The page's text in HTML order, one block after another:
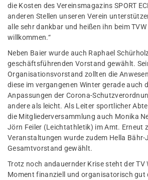
die Kosten des Vereinsmagazins SPORT
anderen Stellen unseren Verein
alle sehr dankbar und heißen ihn beim
willkommen.“
Neben Baier wurde auch Raphael
geschäftsführenden Vorstand gewählt.
Organisationsvorstand zollten die
diese im vergangenen Winter gerade auch
Anpassungen der Corona-
andere als leicht. Als Leiter sportlicher
die Mitgliederversammlung auch Monika
Jörn Feiler (Leichtathletik) im Amt. Erneut
Veranstaltungen wurde zudem Hella Bähr-
Gesamtvorstand gewählt.
Trotz noch andauernder Krise steht der TV
Moment finanziell und organisatorisch gut